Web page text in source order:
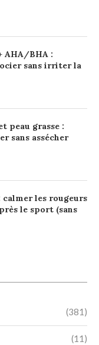
AHA/BHA :
sans irriter la
peau grasse :
sans assécher
calmer les rougeurs
le sport (sans
(381)
(11)